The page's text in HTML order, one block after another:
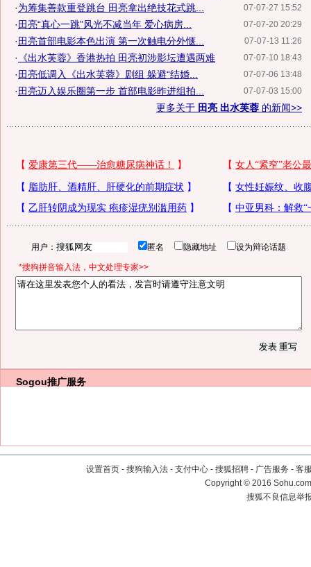
07-07-27 15:52
·为筹集善款重登跳台 田亮拿出绝技花式跳...
07-07-20 20:29
· 田亮“真心一跳”风光不减当年 爱心病房...
07-07-13 11:26
· 田亮首部电影本色出演 第一次触电分外惬...
07-07-10 18:43
· 《出水芙蓉》香港热拍 田亮初涉影坛遭遇两难
07-07-06 13:48
· 田亮低调入《出水芙蓉》剧组 躲避“结婚...
07-07-03 15:00
· 田亮迈入娱乐圈第一步 首部电影昨进组拍...
更多关于 田亮 出水芙蓉 的新闻>>
用户： 匿名 隐藏地址 设为辩论话题
*搜狗拼音输入法，中文处理专家>>
Sogou推广服务
设置首页 - 搜狗输入法 - 支付中心 - 搜狐招聘 - 广告服务 - 客
Copyright©2016
搜狐不良信息举